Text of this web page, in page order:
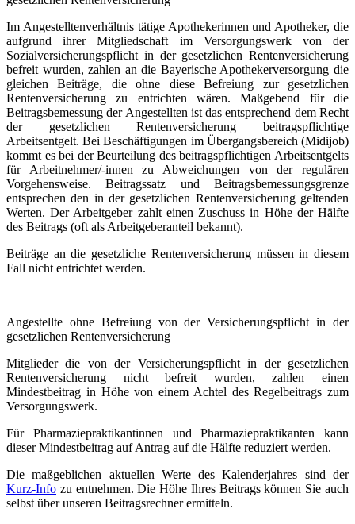
Im Angestelltenverhältnis tätige Apothekerinnen und Apotheker, die
aufgrund ihrer Mitgliedschaft im Versorgungs­werk von der
Sozialversicherungspflicht in der gesetzlichen Rentenversicherung
befreit wurden, zahlen an die Bayerische Apothekerversorgung die
gleichen Beiträge, die ohne diese Befreiung zur gesetzlichen
Rentenversicherung zu entrichten wären. Maßgebend für die
Beitragsbemessung der Angestellten ist das entsprechend dem Recht
der gesetzlichen Rentenversicherung beitragspflichtige
Arbeitsentgelt. Bei Beschäftigungen im Übergangsbereich (Midijob)
kommt es bei der Beurteilung des beitragspflichtigen Arbeitsentgelts
für Arbeitnehmer/-innen zu Abweichungen von der regulären
Vorgehensweise. Beitragssatz und Beitrags­bemessungsgrenze
entsprechen den in der gesetzlichen Rentenversicherung geltenden
Werten. Der Arbeitgeber zahlt einen Zuschuss in Höhe der Hälfte
des Beitrags (oft als Arbeitgeberanteil bekannt).
Beiträge an die gesetzliche Rentenversicherung müssen in diesem
Fall nicht entrichtet werden.
Angestellte ohne Befreiung von der Versicherungspflicht in der
gesetzlichen Rentenversiche­rung
Mitglieder die von der Versicherungspflicht in der gesetzlichen
Rentenversicherung nicht befreit wurden, zahlen einen
Mindestbeitrag in Höhe von einem Achtel des Regelbeitrags zum
Versorgungswerk.
Für Pharmaziepraktikantinnen und Pharmaziepraktikanten kann
dieser Mindestbeitrag auf Antrag auf die Hälfte reduziert werden.
Die maßgeblichen aktuellen Werte des Kalenderjahres sind der
Kurz-Info zu entnehmen. Die Höhe Ihres Beitrags können Sie auch
selbst über unseren Beitragsrechner ermitteln.